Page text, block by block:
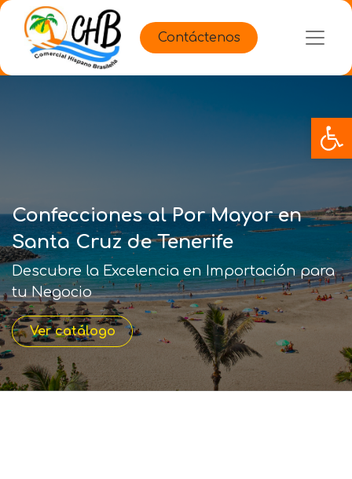
Contáctenos
Confecciones al Por Mayor en
Santa Cruz de Tenerife
Descubre la Excelencia en Importación para
tu Negocio
Ver catálogo